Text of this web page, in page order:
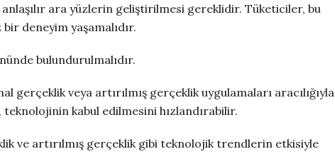
anlaşılır ara yüzlerin geliştirilmesi gereklidir. Tüketiciler, bu
deneyim yaşamalıdır.
bulundurulmalıdır.
gerçeklik veya artırılmış gerçeklik uygulamaları aracılığıyla
kabul edilmesini hızlandırabilir.
ve artırılmış gerçeklik gibi teknolojik trendlerin etkisiyle